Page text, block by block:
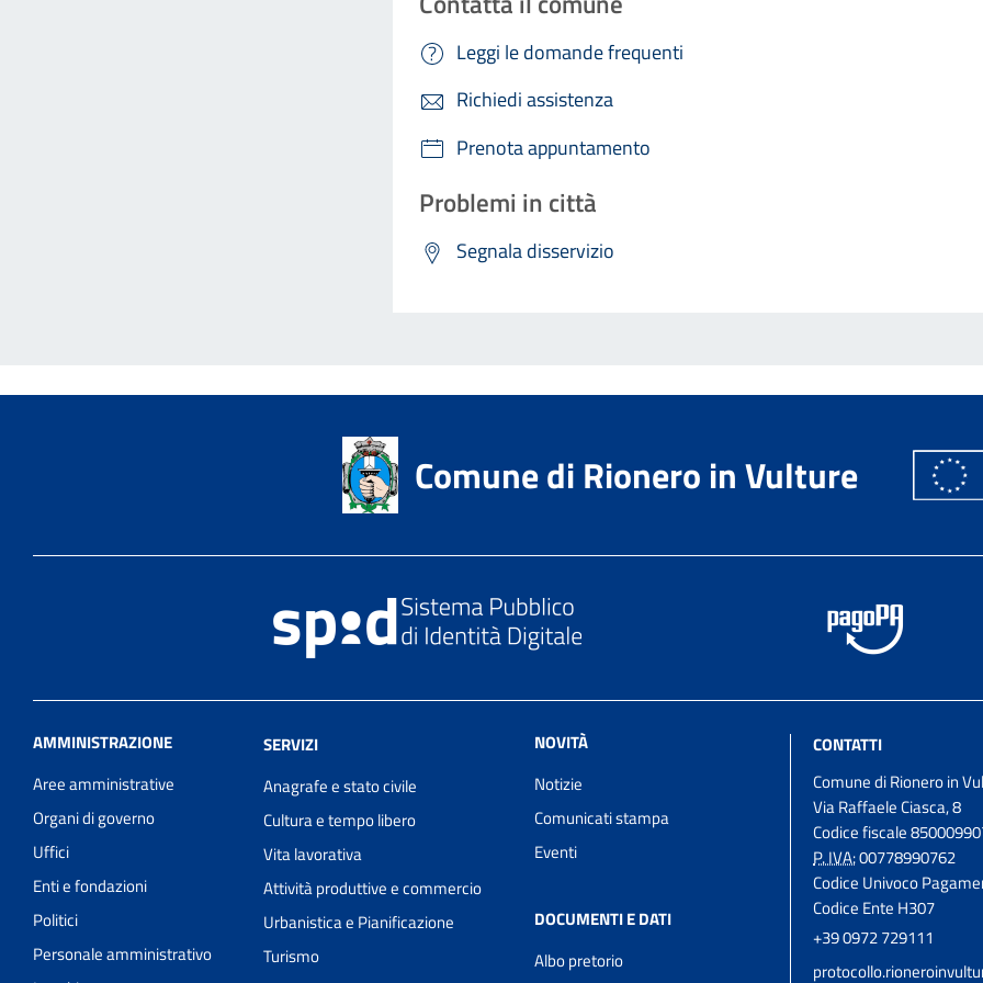
Leggi le domande frequenti
Richiedi assistenza
Prenota appuntamento
Problemi in città
Segnala disservizio
Comune di Rionero in Vulture
AMMINISTRAZIONE
Aree amministrative
Organi di governo
Uffici
Enti e fondazioni
Politici
Personale amministrativo
SERVIZI
Anagrafe e stato civile
Cultura e tempo libero
Vita lavorativa
Attività produttive e commercio
Urbanistica e Pianificazione
Turismo
NOVITÀ
Notizie
Comunicati stampa
Eventi
DOCUMENTI E DATI
Albo pretorio
CONTATTI
Comune di Rionero in
Via Raffaele Ciasca, 8
Codice fiscale
P. IVA:00778990762
Codice Univoco
Codice Ente H307
+39 0972 729111